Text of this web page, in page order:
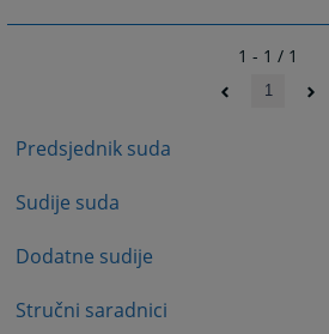
Predsjednik suda
Sudije suda
Dodatne sudije
Stručni saradnici
1 - 1 / 1
1